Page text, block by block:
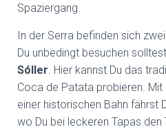
Spaziergang.
In der Serra befinden sich
Du unbedingt besuchen
Sóller . Hier kannst Du das
Coca de Patata probieren.
einer historischen Bahn fährst
wo Du bei leckeren Tapas den